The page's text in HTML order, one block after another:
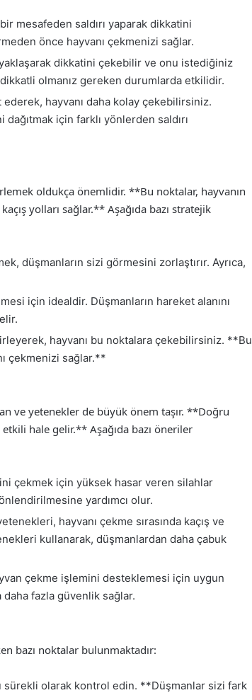
mesafeden saldırı yaparak dikkatini
önce hayvanı çekmenizi sağlar.
yaklaşarak dikkatini çekebilir ve onu istediğiniz
olmanız gereken durumlarda etkilidir.
hayvanı daha kolay çekebilirsiniz.
için farklı yönlerden saldırı
oldukça önemlidir. **Bu noktalar, hayvanın
yolları sağlar.** Aşağıda bazı stratejik
düşmanların sizi görmesini zorlaştırır. Ayrıca,
için idealdir. Düşmanların hareket alanını
hayvanı bu noktalara çekebilirsiniz. **Bu
çekmenizi sağlar.**
ve yetenekler de büyük önem taşır. **Doğru
hale gelir.** Aşağıda bazı öneriler
çekmek için yüksek hasar veren silahlar
yardımcı olur.
hayvanı çekme sırasında kaçış ve
kullanarak, düşmanlardan daha çabuk
çekme işlemini desteklemesi için uygun
daha fazla güvenlik sağlar.
bazı noktalar bulunmaktadır:
sürekli olarak kontrol edin. **Düşmanlar sizi fark